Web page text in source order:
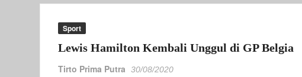
Sport
Lewis Hamilton Kembali Unggul di GP Belgia
Tirto Prima Putra 30/08/2020